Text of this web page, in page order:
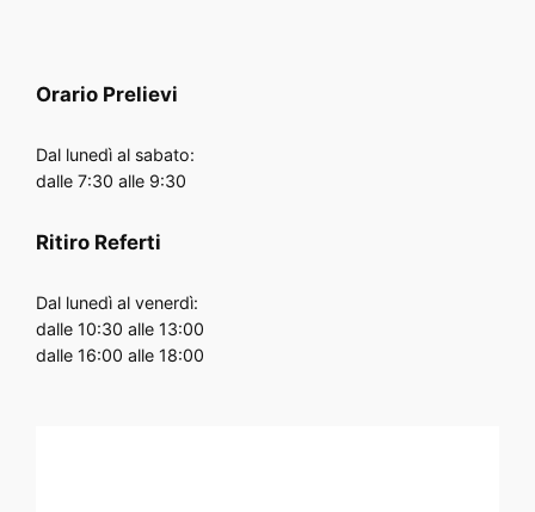
Orario Prelievi
Dal lunedì al sabato:
dalle 7:30 alle 9:30
Ritiro Referti
Dal lunedì al venerdì:
dalle 10:30 alle 13:00
dalle 16:00 alle 18:00